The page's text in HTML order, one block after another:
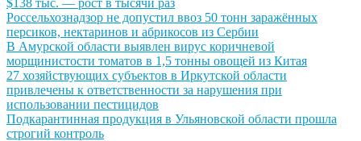
Иллюстрация новости
Россельхознадзор не допустил ввоз 50 тонн заражённых
персиков, нектаринов и абрикосов из Сербии
Иллюстрация новости
В Амурской области выявлен вирус коричневой
морщинистости томатов в 1,5 тонны овощей из Китая
Иллюстрация новости
27 хозяйствующих субъектов в Иркутской области
привлечены к ответственности за нарушения при
использовании пестицидов
Иллюстрация новости
Подкарантинная продукция в Ульяновской области прошла
строгий контроль